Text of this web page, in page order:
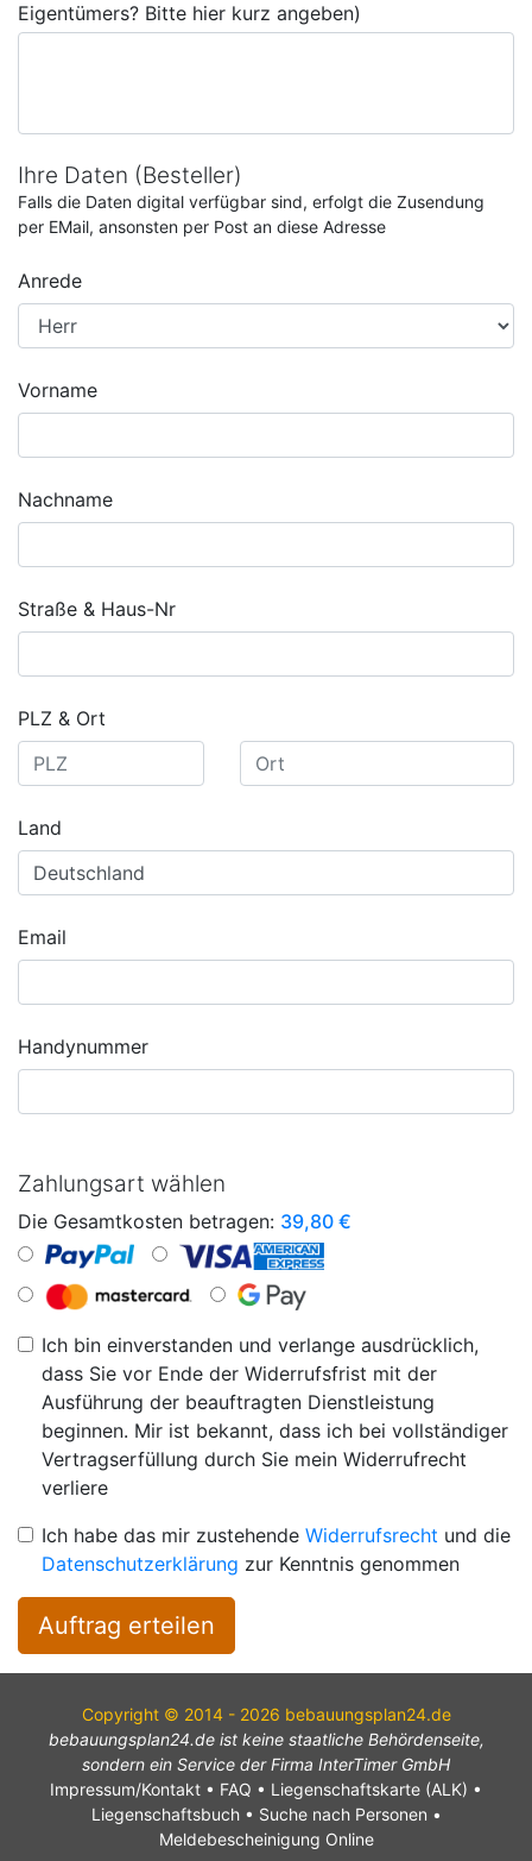
Eigentümers? Bitte hier kurz angeben)
Ihre Daten (Besteller)
Falls die Daten digital verfügbar sind, erfolgt die Zusendung
per EMail, ansonsten per Post an diese Adresse
Anrede
Vorname
Nachname
Straße & Haus-Nr
PLZ & Ort
Land
Email
Handynummer
Zahlungsart wählen
Die Gesamtkosten betragen: 39,80 €
Ich bin einverstanden und verlange ausdrücklich,
dass Sie vor Ende der Widerrufsfrist mit der
Ausführung der beauftragten Dienstleistung
beginnen. Mir ist bekannt, dass ich bei vollständiger
Vertragserfüllung durch Sie mein Widerrufrecht
verliere
Ich habe das mir zustehende Widerrufsrecht und die
Datenschutzerklärung zur Kenntnis genommen
Auftrag erteilen
Copyright © 2014 - 2026 bebauungsplan24.de
bebauungsplan24.de ist keine staatliche Behördenseite,
sondern ein Service der Firma InterTimer GmbH
Impressum/Kontakt • FAQ • Liegenschaftskarte (ALK) •
Liegenschaftsbuch• Suche nach Personen •
Meldebescheinigung Online